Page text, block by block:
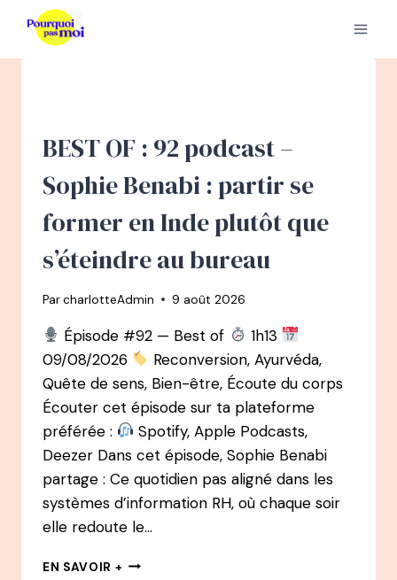
contenu
BEST OF : 92 podcast –
Sophie Benabi : partir se
former en Inde plutôt que
s’éteindre au bureau
ParcharlotteAdmin 9 août 2026
Épisode #92 — Best of
1h13
09/08/2026
Reconversion, Ayurvéda,
Quête de sens, Bien-être, Écoute du corps
Écouter cet épisode sur ta plateforme
préférée :
Spotify, Apple Podcasts,
Deezer Dans cet épisode, Sophie Benabi
partage : Ce quotidien pas aligné dans les
systèmes d’information RH, où chaque soir
elle redoute le…
EN SAVOIR + BEST